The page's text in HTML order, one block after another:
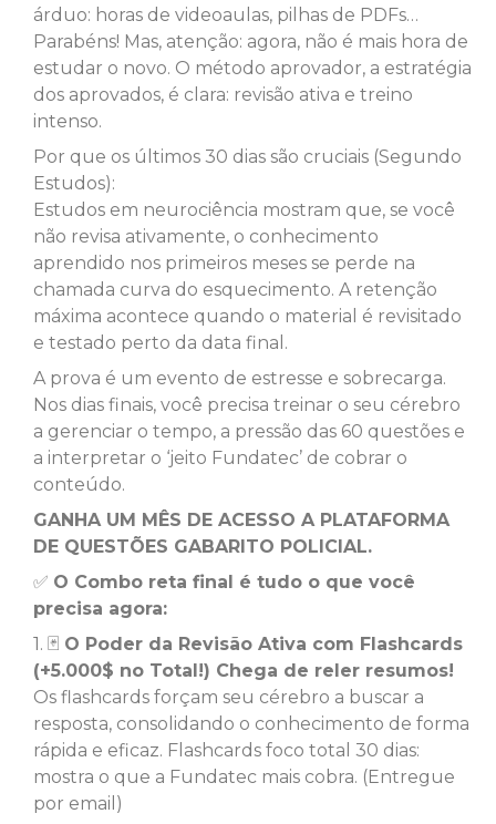
árduo: horas de videoaulas, pilhas de PDFs…
Parabéns! Mas, atenção: agora, não é mais hora de
estudar o novo. O método aprovador, a estratégia
dos aprovados, é clara: revisão ativa e treino
intenso.
Por que os últimos 30 dias são cruciais (Segundo
Estudos):
Estudos em neurociência mostram que, se você
não revisa ativamente, o conhecimento
aprendido nos primeiros meses se perde na
chamada curva do esquecimento. A retenção
máxima acontece quando o material é revisitado
e testado perto da data final.
A prova é um evento de estresse e sobrecarga.
Nos dias finais, você precisa treinar o seu cérebro
a gerenciar o tempo, a pressão das 60 questões e
a interpretar o ‘jeito Fundatec’ de cobrar o
conteúdo.
GANHA UM MÊS DE ACESSO A PLATAFORMA
DE QUESTÕES GABARITO POLICIAL.
✅ O Combo reta final é tudo o que você
precisa agora:
1. 🃏 O Poder da Revisão Ativa com Flashcards
(+5.000$ no Total!) Chega de reler resumos!
Os flashcards forçam seu cérebro a buscar a
resposta, consolidando o conhecimento de forma
rápida e eficaz. Flashcards foco total 30 dias:
mostra o que a Fundatec mais cobra. (Entregue
por email)